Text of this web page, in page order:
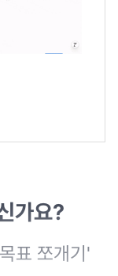
가요?
표 쪼개기'